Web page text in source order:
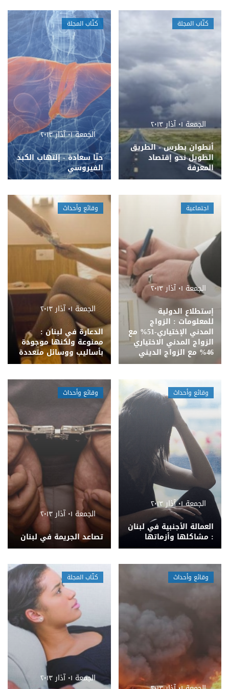
كتّاب المجلة
الجمعة ٠١ آذار ٢٠١٣
أنطوان بطرس - الطريق
الطويل نحو إقتصاد
المعرفة
كتّاب المجلة
الجمعة ٠١ آذار ٢٠١٣
حنّا سعادة - إلتهاب الكبد
الفيروسي
اجتماعية
الجمعة ٠١ آذار ٢٠١٣
إستطلاع الدولية
للمعلومات : الزواج
المدني الإختياري-51% مع
الزواج المدني الاختياري
46% مع الزواج الديني
وقائع وأحداث
الجمعة ٠١ آذار ٢٠١٣
الدعارة في لبنان :
ممنوعة ولكنها موجودة
بأساليب ووسائل متعددة
وقائع وأحداث
الجمعة ٠١ آذار ٢٠١٣
العمالة الأجنبية في لبنان
: مشاكلها وأزماتها
وقائع وأحداث
الجمعة ٠١ آذار ٢٠١٣
تصاعد الجريمة في لبنان
وقائع وأحداث كتّاب المجلة
الجمعة ٠١ آذار ٢٠١٣